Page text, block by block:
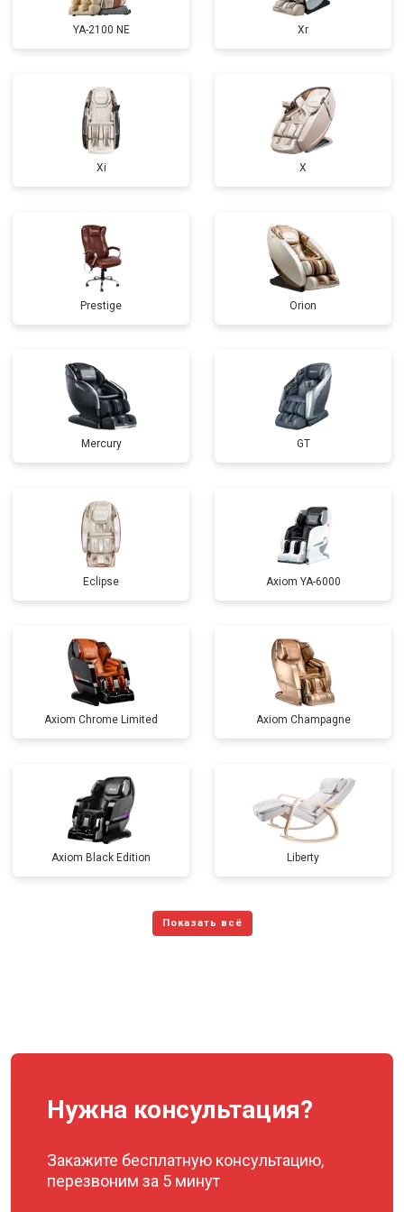
YA-2100 NE Xr
Xi X
Prestige Orion
Mercury GT
Eclipse Axiom YA-6000
Axiom Chrome Limited Axiom Champagne
Axiom Black Edition Liberty
Нужна консультация?
Закажите бесплатную консультацию,
перезвоним за 5 минут